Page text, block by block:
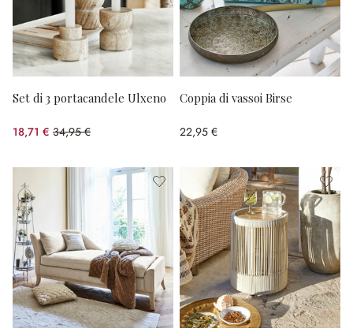
Set di 3 portacandele Ulxeno
18,71 € 34,95 €
(risparmio 46.47%)
Coppia di vassoi Birse
22,95 €